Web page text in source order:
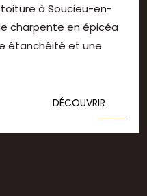
à Soucieu-en-
charpente en épicéa
étanchéité et une
DÉCOUVRIR